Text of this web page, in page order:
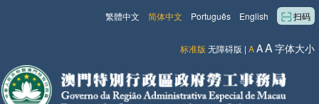
扫码
English
Português
简体中文
繁體中文
标准版 无障碍版 | AAA字体大小